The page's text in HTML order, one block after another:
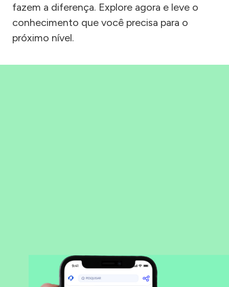
fazem a diferença. Explore agora e leve o
conhecimento que você precisa para o
próximo nível.